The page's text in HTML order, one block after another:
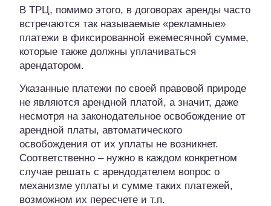
В ТРЦ, помимо этого, в договорах аренды часто
встречаются так называемые «рекламные»
платежи в фиксированной ежемесячной сумме,
которые также должны уплачиваться
арендатором.
Указанные платежи по своей правовой природе
не являются арендной платой, а значит, даже
несмотря на законодательное освобождение от
арендной платы, автоматического
освобождения от их уплаты не возникнет.
Соответственно – нужно в каждом конкретном
случае решать с арендодателем вопрос о
механизме уплаты и сумме таких платежей,
возможном их пересчете и т.п.